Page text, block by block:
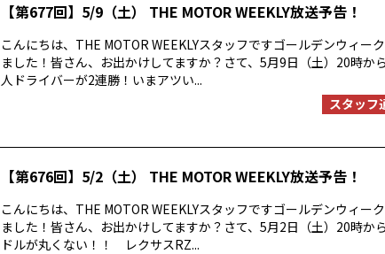
【第677回】5/9（土） THE MOTOR WEEKLY放送予告！
こんにちは、THE MOTOR WEEKLYスタッフですゴールデンウィー
ました！皆さん、お出かけしてますか？さて、5月9日（土）20時か
人ドライバーが2連勝！いまアツい...
スタッフ
【第676回】5/2（土） THE MOTOR WEEKLY放送予告！
こんにちは、THE MOTOR WEEKLYスタッフですゴールデンウィー
ました！皆さん、お出かけしてますか？さて、5月2日（土）20時か
ドルが丸くない！！ レクサスRZ...